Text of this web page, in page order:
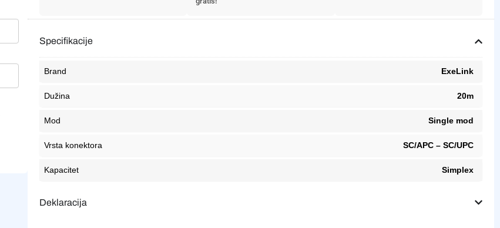
Specifikacije
Brand ExeLink
Dužina 20m
Mod Single mod
Vrsta konektora SC/APC – SC/UPC
Kapacitet Simplex
Deklaracija